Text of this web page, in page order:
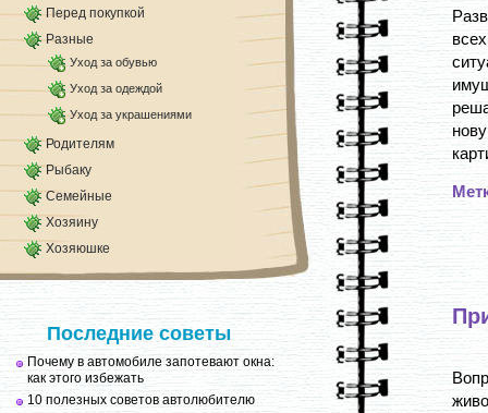
Перед покупкой
Разные
Уход за обувью
Уход за одеждой
Уход за украшениями
Родителям
Рыбаку
Семейные
Хозяину
Хозяюшке
Последние советы
Почему в автомобиле запотевают окна:
как этого избежать
10 полезных советов автолюбителю